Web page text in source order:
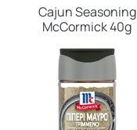
Cajun Seasoning
McCormick 40g